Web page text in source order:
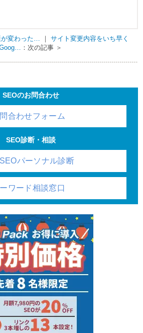
変わった… ｜ サイト変更内容をいち早く
：次の記事 ＞
SEOのお問合わせ
合わせフォーム
SEO診断・相談
SEOパーソナル診断
ワード相談窓口